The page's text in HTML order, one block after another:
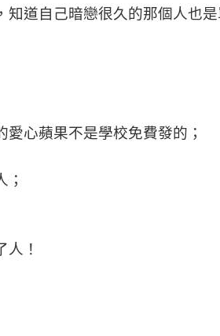
道自己暗戀很久的那個人也是
心蘋果不是學校免費發的；
！